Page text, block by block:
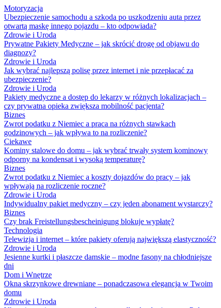
Motoryzacja
Ubezpieczenie samochodu a szkoda po uszkodzeniu auta przez
otwartą maskę innego pojazdu – kto odpowiada?
Zdrowie i Uroda
Prywatne Pakiety Medyczne – jak skrócić drogę od objawu do
diagnozy?
Zdrowie i Uroda
Jak wybrać najlepszą polisę przez internet i nie przepłacać za
ubezpieczenie?
Zdrowie i Uroda
Pakiety medyczne a dostęp do lekarzy w różnych lokalizacjach –
czy prywatna opieka zwiększa mobilność pacjenta?
Biznes
Zwrot podatku z Niemiec a praca na różnych stawkach
godzinowych – jak wpływa to na rozliczenie?
Ciekawe
Kominy stalowe do domu – jak wybrać trwały system kominowy
odporny na kondensat i wysoką temperaturę?
Biznes
Zwrot podatku z Niemiec a koszty dojazdów do pracy – jak
wpływają na rozliczenie roczne?
Zdrowie i Uroda
Indywidualny pakiet medyczny – czy jeden abonament wystarczy?
Biznes
Czy brak Freistellungsbescheinigung blokuje wypłatę?
Technologia
Telewizja i internet – które pakiety oferują największą elastyczność?
Zdrowie i Uroda
Jesienne kurtki i płaszcze damskie – modne fasony na chłodniejsze
dni
Dom i Wnętrze
Okna skrzynkowe drewniane – ponadczasowa elegancja w Twoim
domu
Zdrowie i Uroda